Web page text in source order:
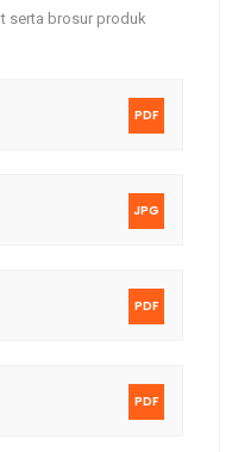
serta brosur produk
PDF
JPG
PDF
PDF